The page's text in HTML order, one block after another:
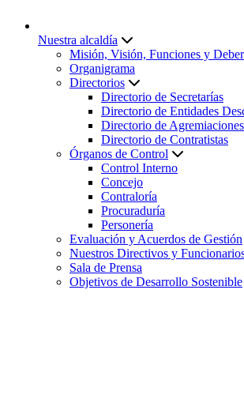
Nuestra alcaldía
Misión, Visión, Funciones y
Organigrama
Directorios
Directorio de Secretarías
Directorio de Entidades
Directorio de Agremiaciones
Directorio de Contratistas
Órganos de Control
Control Interno
Concejo
Contraloría
Procuraduría
Personería
Evaluación y Acuerdos de Gestión
Nuestros Directivos y
Sala de Prensa
Objetivos de Desarrollo Sostenible